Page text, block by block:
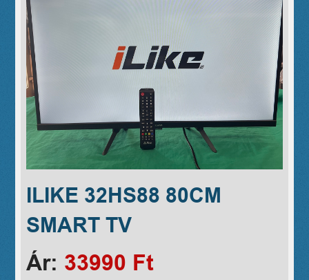
ILIKE 32HS88 80CM
SMART TV
Ár: 33990 Ft